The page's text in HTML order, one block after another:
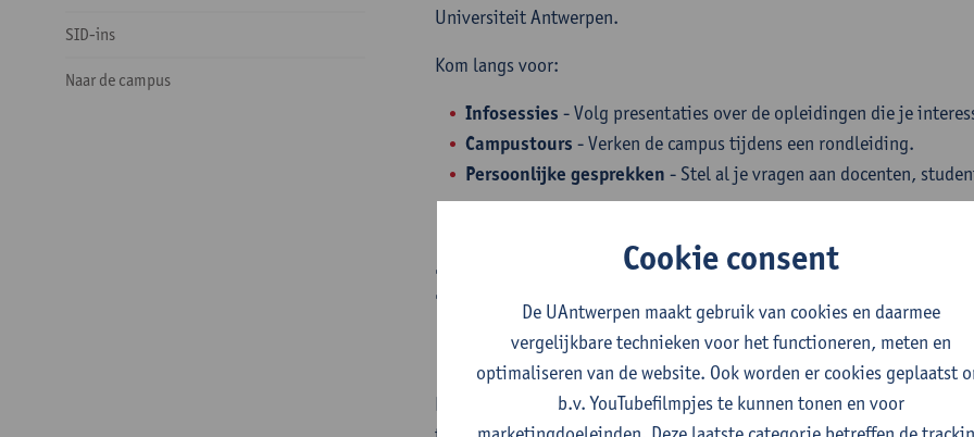
SID-ins
Naar de campus
Universiteit Antwerpen.
Kom langs voor:
Infosessies - Volg presentaties over de opleidingen die je
Campustours - Verken de campus tijdens een rondleiding.
Persoonlijke gesprekken - Stel al je vragen aan docenten,
Infodag op 5 september
Bekijk het programma en schrijf je in
De Infodag start om 09.30 uur en duurt tot 16.00 uur. Aan de
Cookie consent
De UAntwerpen maakt gebruik van cookies en daarmee
vergelijkbare technieken voor het functioneren, meten en
optimaliseren van de website. Ook worden er cookies geplaatst
b.v. YouTubefilmpjes te kunnen tonen en voor